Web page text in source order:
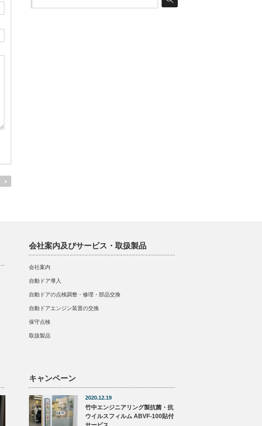
会社案内及びサービス・取扱製品
会社案内
自動ドア導入
自動ドアの点検調整・修理・部品交換
自動ドアエンジン装置の交換
保守点検
取扱製品
キャンペーン
2020.12.19
竹中エンジニアリング製抗菌・抗
ウイルスフィルム ABVF-100貼付